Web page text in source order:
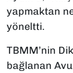
yapmaktan
yöneltti.
TBMM’nin
bağlanan